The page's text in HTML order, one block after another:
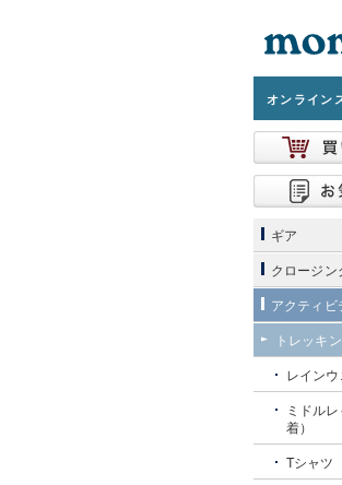
オンライン
ギア
クロージン
アクティビ
トレッキ
レインウ
ミドル
着）
Tシャツ